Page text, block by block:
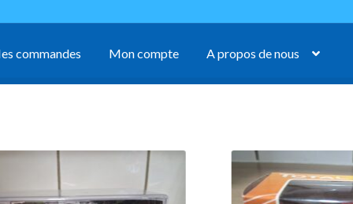
commandes Mon compte A propos de nous